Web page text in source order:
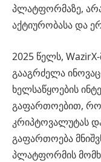
პლატფორმაზე,
აქტიურობასა და
2025 წელს,
გააგრძელა
ხელსაწყოების
გაფართოებით,
კრიპტოვალუტას
გაფართოება
პლატფორმის